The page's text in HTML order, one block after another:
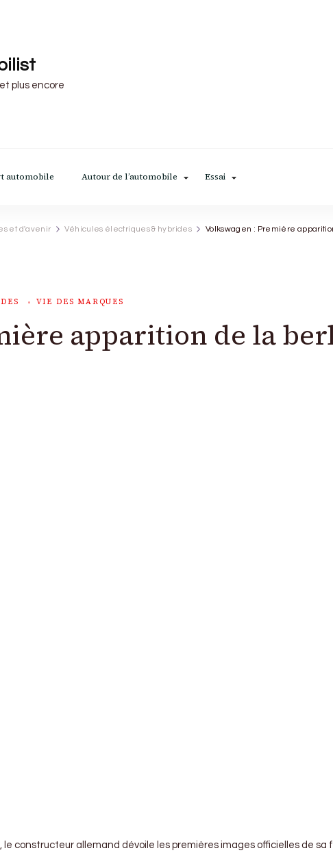
plus encore
automobile Autour de l’automobile Essai
et d'avenir Véhicules électriques & hybrides Volkswagen : Première
VIE DES MARQUES
apparition de la
le constructeur allemand dévoile les premières images officielles de